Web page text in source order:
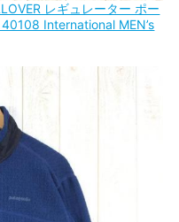
レギュレーター ポー
International MEN’s